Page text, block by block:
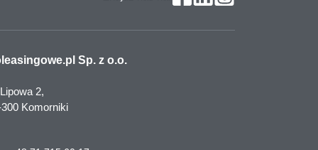
Sp. z o.o.
2,
300 Komorniki